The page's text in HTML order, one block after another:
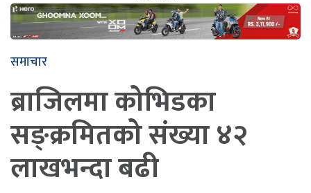
समाचार
ब्राजिलमा कोभिडका
सङ्क्रमितको संख्या ४२
लाखभन्दा बढी